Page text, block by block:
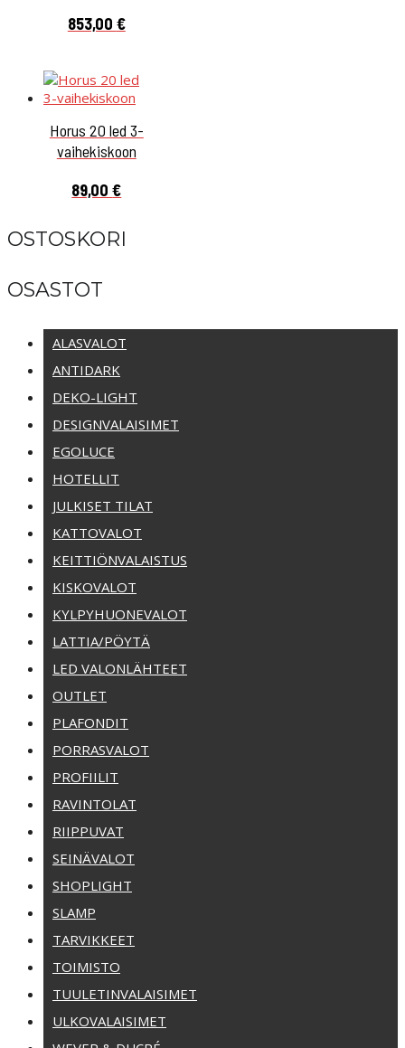
853,00 €
Horus 20 led 3-
vaihekiskoon
89,00€
OSTOSKORI
OSASTOT
ALASVALOT
ANTIDARK
DEKO-LIGHT
DESIGNVALAISIMET
EGOLUCE
HOTELLIT
JULKISET TILAT
KATTOVALOT
KEITTIÖNVALAISTUS
KISKOVALOT
KYLPYHUONEVALOT
LATTIA/PÖYTÄ
LED VALONLÄHTEET
OUTLET
PLAFONDIT
PORRASVALOT
PROFIILIT
RAVINTOLAT
RIIPPUVAT
SEINÄVALOT
SHOPLIGHT
SLAMP
TARVIKKEET
TOIMISTO
TUULETINVALAISIMET
ULKOVALAISIMET